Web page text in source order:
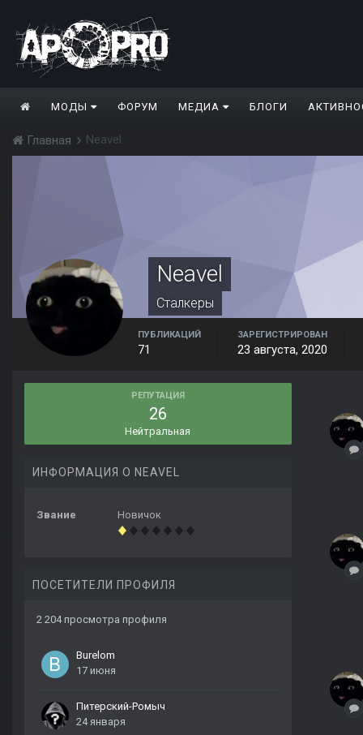
МОДЫ ФОРУМ МЕДИА БЛОГИ
Главная Neavel
Neavel
Сталкеры
ПУБЛИКАЦИЙ
71
ЗАРЕГИСТРИРОВАН
23 августа, 2020
РЕПУТАЦИЯ
26
Нейтральная
ИНФОРМАЦИЯ О NEAVEL
Звание Новичок
ПОСЕТИТЕЛИ ПРОФИЛЯ
2 204 просмотра профиля
Burelom
17 июня
Питерский-Ромыч
24 января